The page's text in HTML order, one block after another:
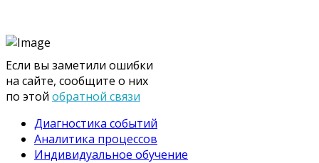
Если вы заметили ошибки
на сайте, сообщите о них
по этой обратной связи
Диагностика событий
Аналитика процессов
Индивидуальное обучение